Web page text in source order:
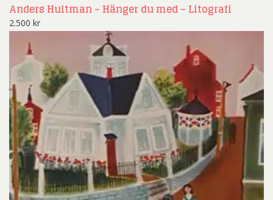
Anders Hultman – Hänger du med – Litografi
2.500 kr